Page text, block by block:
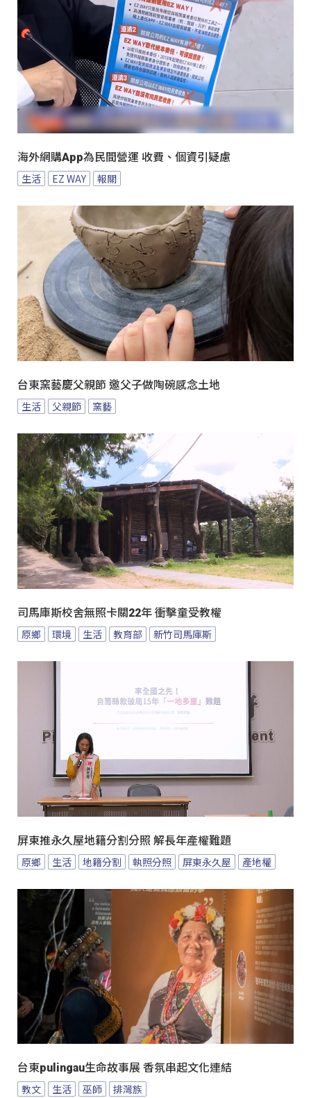
海外網購App為民間營運 收費、個資引疑慮
生活 EZ WAY 報關
台東窯藝慶父親節 邀父子做陶碗感念土地
生活 父親節 窯藝
司馬庫斯校舍無照卡關22年 衝擊童受教權
原鄉 環境 生活 教育部 新竹司馬庫斯
屏東推永久屋地籍分割分照 解長年產權難題
原鄉 生活 地籍分割 執照分照 屏東永久屋 產地權
台東pulingau生命故事展 香氛串起文化連結
教文 生活 巫師 排灣族